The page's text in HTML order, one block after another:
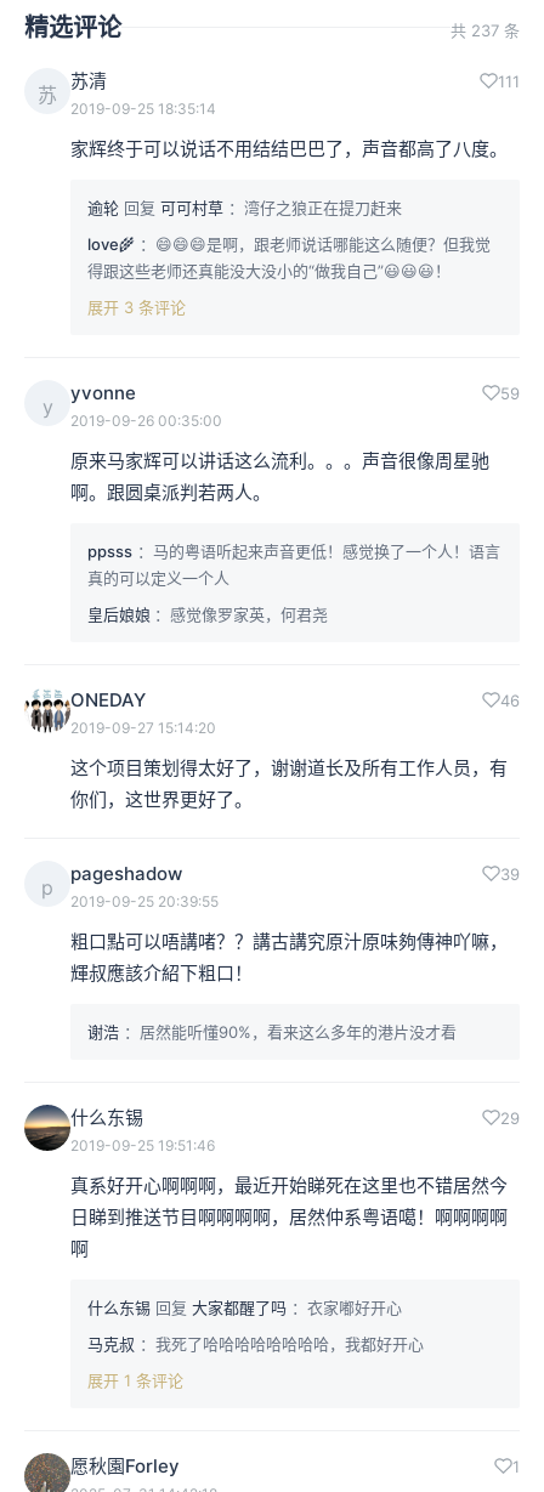
精选评论 共 237 条
苏
苏清 111
2019-09-25 18:35:14
家辉终于可以说话不用结结巴巴了，声音都高了八度。
逾轮 回复 可可村草 ：湾仔之狼正在提刀赶来
love🌾 ：😄😄😄是啊，跟老师说话哪能这么随便？但我觉
得跟这些老师还真能没大没小的“做我自己”😃😃😃！
展开 3 条评论
y
yvonne 59
2019-09-26 00:35:00
原来马家辉可以讲话这么流利。。。声音很像周星驰
啊。跟圆桌派判若两人。
ppsss ：马的粤语听起来声音更低！感觉换了一个人！语言
真的可以定义一个人
皇后娘娘 ：感觉像罗家英，何君尧
ONEDAY 46
2019-09-27 15:14:20
这个项目策划得太好了，谢谢道长及所有工作人员，有
你们，这世界更好了。
p
pageshadow 39
2019-09-25 20:39:55
粗口點可以唔講啫？？講古講究原汁原味夠傳神吖嘛，
輝叔應該介紹下粗口！
谢浩 ：居然能听懂90%，看来这么多年的港片没才看
什么东锡 29
2019-09-25 19:51:46
真系好开心啊啊啊，最近开始睇死在这里也不错居然今
日睇到推送节目啊啊啊啊，居然仲系粤语噶！啊啊啊啊
啊
什么东锡 回复 大家都醒了吗 ：衣家嘟好开心
马克叔 ：我死了哈哈哈哈哈哈哈哈，我都好开心
展开 1 条评论
愿秋園Forley 1